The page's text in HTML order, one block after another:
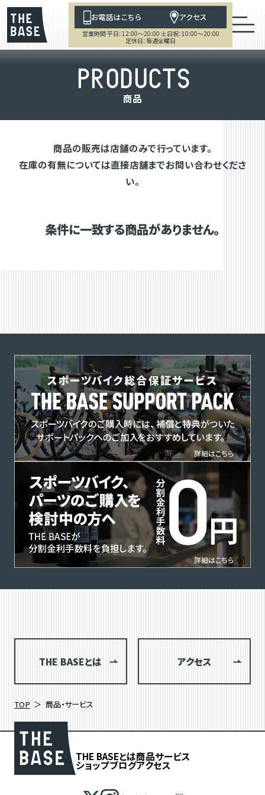
お電話はこちら アクセス
営業時間 平日：12:00～20:00 土日祝：10:00～20:00
定休日：毎週金曜日
PRODUCTS
商品
商品の販売は店舗のみで行っています。
在庫の有無については直接店舗までお問い合わせくださ
い。
条件に一致する商品がありません。
THE BASEとは アクセス
TOP 商品・サービス
THE BASEとは商品サービス
ショップブログアクセス